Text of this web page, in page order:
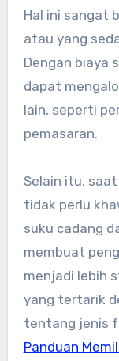
Hal ini sangat
atau yang
Dengan biaya
dapat
lain, seperti
pemasaran.
Selain itu,
tidak perlu
suku cadang
membuat
menjadi lebih
yang tertarik
tentang jenis
Panduan